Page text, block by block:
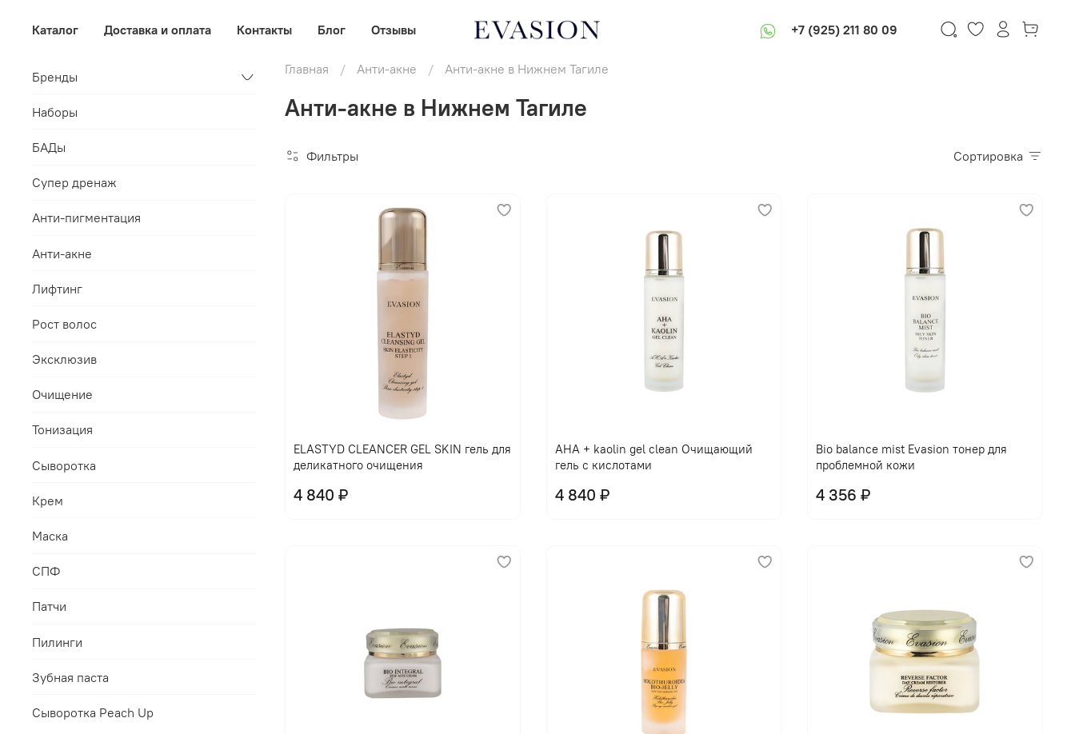
Каталог Доставка и оплата Контакты Блог Отзывы +7 (925) 211 80 09
Главная Анти-акне Анти-акне в Нижнем Тагиле
Анти-акне в Нижнем Тагиле
Фильтры Сортировка
ELASTYD CLEANCER GEL SKIN гель для
деликатного очищения
4 840 ₽
В корзину
AHA + kaolin gel clean Очищающий
гель с кислотами
4 840 ₽
Bio balance mist Evasion тонер для
проблемной кожи
4 356 ₽
Бренды
Наборы
БАДы
Супер дренаж
Анти-пигментация
Анти-акне
Лифтинг
Рост волос
Эксклюзив
Очищение
Тонизация
Сыворотка
Крем
Маска
СПФ
Патчи
Пилинги
Зубная паста
Сыворотка Peach Up